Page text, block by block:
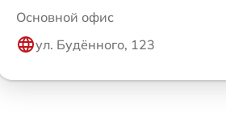
Основной офис
ул. Будённого, 123